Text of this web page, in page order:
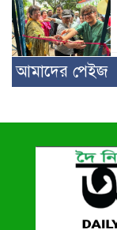
আমাদের পেইজ